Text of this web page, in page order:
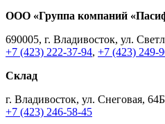
ООО «Группа компаний
690005, г. Владивосток, ул.
+7 (423) 222-37-94, +7 (423) 249-
Склад
г. Владивосток, ул. Снеговая,
+7 (423) 246-58-45